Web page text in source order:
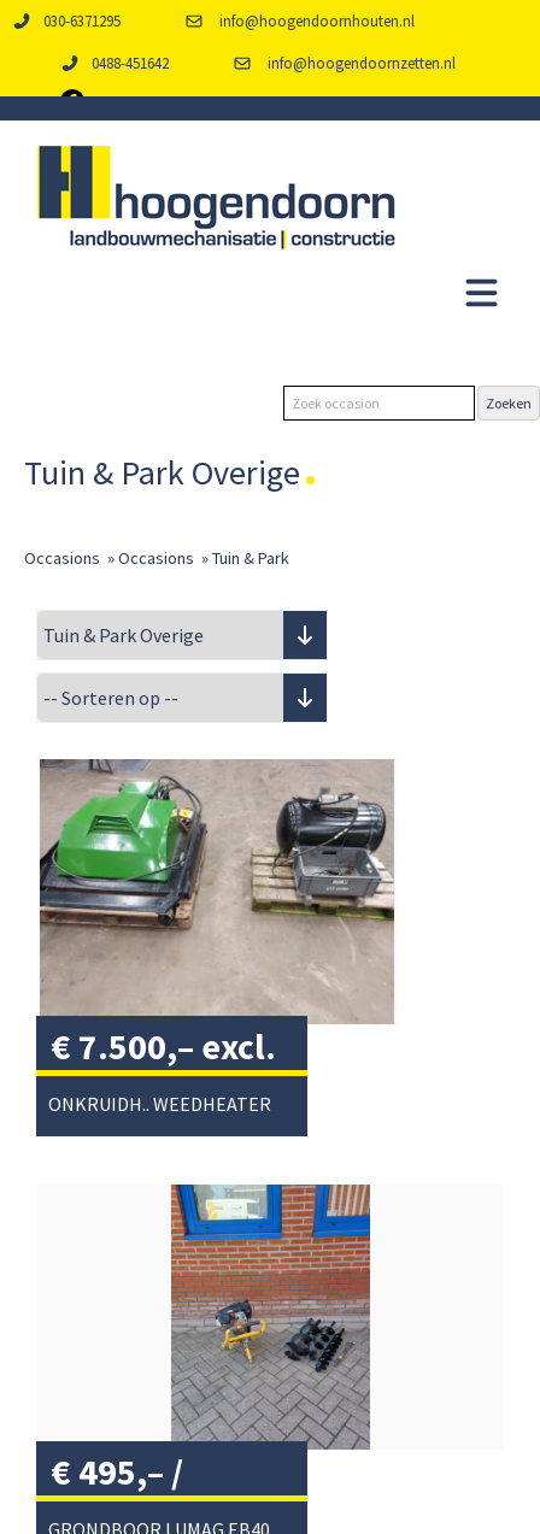
030-6371295 info@hoogendoornhouten.nl
0488-451642 info@hoogendoornzetten.nl
Tuin & Park Overige
Occasions »Occasions »Tuin & Park
€ 7.500,– excl.
btw/
€ 495,– /